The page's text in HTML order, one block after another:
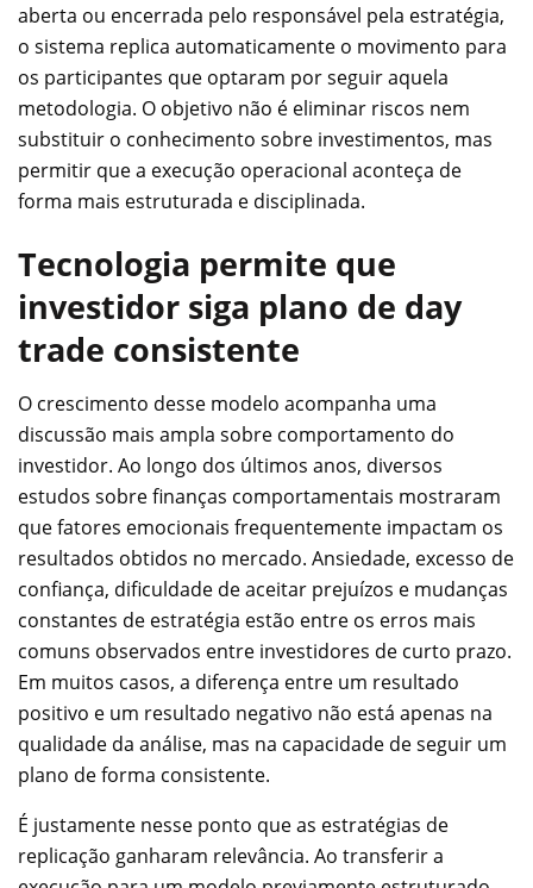
aberta ou encerrada pelo responsável pela estratégia,
o sistema replica automaticamente o movimento para
os participantes que optaram por seguir aquela
metodologia. O objetivo não é eliminar riscos nem
substituir o conhecimento sobre investimentos, mas
permitir que a execução operacional aconteça de
forma mais estruturada e disciplinada.
Tecnologia permite que
investidor siga plano de day
trade consistente
O crescimento desse modelo acompanha uma
discussão mais ampla sobre comportamento do
investidor. Ao longo dos últimos anos, diversos
estudos sobre finanças comportamentais mostraram
que fatores emocionais frequentemente impactam os
resultados obtidos no mercado. Ansiedade, excesso de
confiança, dificuldade de aceitar prejuízos e mudanças
constantes de estratégia estão entre os erros mais
comuns observados entre investidores de curto prazo.
Em muitos casos, a diferença entre um resultado
positivo e um resultado negativo não está apenas na
qualidade da análise, mas na capacidade de seguir um
plano de forma consistente.
É justamente nesse ponto que as estratégias de
replicação ganharam relevância. Ao transferir a